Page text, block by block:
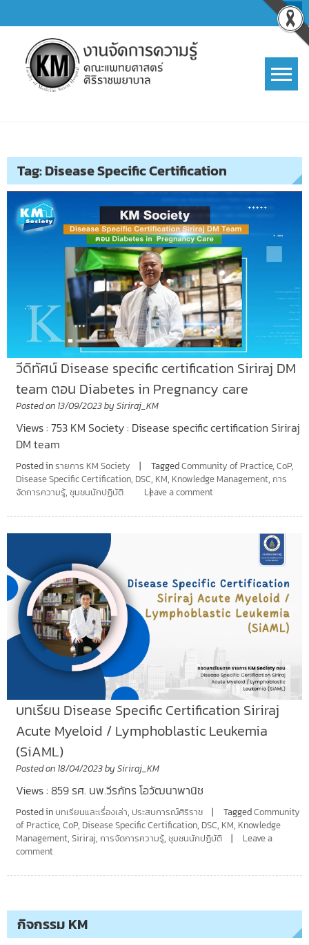
to
content
Tag:Disease Specific Certification
วีดิทัศน์ Disease specific certification Siriraj DM
team ตอน Diabetes in Pregnancy care
Posted on 13/09/2023by Siriraj_KM
Views : 753 KM Society : Disease specific certification Siriraj
DM team
Posted inรายการ KM Society TaggedCommunity of Practice, CoP,
Disease Specific Certification, DSC, KM, Knowledge Management, การ
จัดการความรู้, ชุมชนนักปฏิบัติ Leave a comment
บทเรียน Disease Specific Certification Siriraj
Acute Myeloid / Lymphoblastic Leukemia
(SiAML)
Posted on 18/04/2023by Siriraj_KM
Views : 859 รศ. นพ.วีรภัทร โอวัฒนาพานิช
Posted in บทเรียนและเรื่องเล่า, ประสบการณ์ศิริราช TaggedCommunity
of Practice, CoP, Disease Specific Certification, DSC, KM, Knowledge
Management, Siriraj, การจัดการความรู้, ชุมชนนักปฏิบัติ
Leave a
comment
กิจกรรม KM